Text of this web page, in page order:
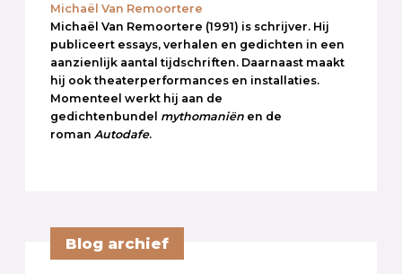
Michaël Van Remoortere
Michaël Van Remoortere (1991) is schrijver. Hij
publiceert essays, verhalen en gedichten in een
aanzienlijk aantal tijdschriften. Daarnaast maakt
hij ook theaterperformances en installaties.
Momenteel werkt hij aan de
gedichtenbundel mythomaniën en de
roman Autodafe.
Blog archief